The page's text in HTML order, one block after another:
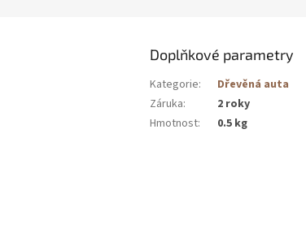
Ideální
všech
Děti tuto
Doplňkové parametry
Kategorie:
Dřevěná auta
Záruka:
2 roky
Hmotnost: 0.5 kg